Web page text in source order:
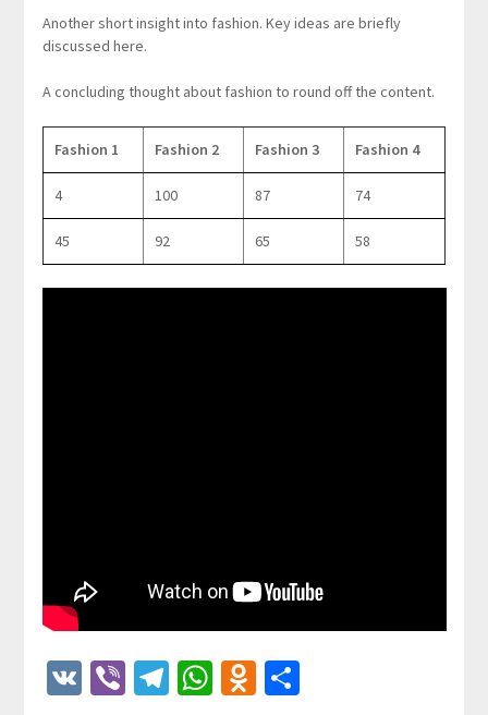
Another short insight into fashion. Key ideas are briefly
discussed here.
A concluding thought about fashion to round off the content.
Fashion 1 Fashion 2 Fashion 3 Fashion 4
4 100 87 74
45 92 65 58
VKViberTelegram
WhatsApp
Odnoklassniki
Отправить